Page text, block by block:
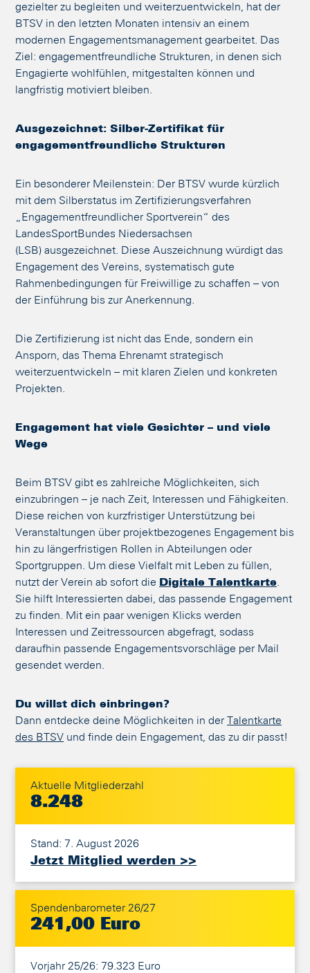
gezielter zu begleiten und weiterzuentwickeln, hat der
BTSV in den letzten Monaten intensiv an einem
modernen Engagementsmanagement gearbeitet. Das
Ziel: engagementfreundliche Strukturen, in denen sich
Engagierte wohlfühlen, mitgestalten können und
langfristig motiviert bleiben.
Ausgezeichnet: Silber-Zertifikat für
engagementfreundliche Strukturen
Ein besonderer Meilenstein: Der BTSV wurde kürzlich
mit dem Silberstatus im Zertifizierungsverfahren
„Engagementfreundlicher Sportverein“ des
LandesSportBundes Niedersachsen
(LSB) ausgezeichnet. Diese Auszeichnung würdigt das
Engagement des Vereins, systematisch gute
Rahmenbedingungen für Freiwillige zu schaffen – von
der Einführung bis zur Anerkennung.
Die Zertifizierung ist nicht das Ende, sondern ein
Ansporn, das Thema Ehrenamt strategisch
weiterzuentwickeln – mit klaren Zielen und konkreten
Projekten.
Engagement hat viele Gesichter – und viele
Wege
Beim BTSV gibt es zahlreiche Möglichkeiten, sich
einzubringen – je nach Zeit, Interessen und Fähigkeiten.
Diese reichen von kurzfristiger Unterstützung bei
Veranstaltungen über projektbezogenes Engagement bis
hin zu längerfristigen Rollen in Abteilungen oder
Sportgruppen. Um diese Vielfalt mit Leben zu füllen,
nutzt der Verein ab sofort die Digitale Talentkarte
Sie hilft Interessierten dabei, das passende Engagement
zu finden. Mit ein paar wenigen Klicks werden
Interessen und Zeitressourcen abgefragt, sodass
daraufhin passende Engagementsvorschläge per Mail
gesendet werden.
Du willst dich einbringen?
Dann entdecke deine Möglichkeiten in der Talentkarte
des BTSV und finde dein Engagement, das zu dir passt!
Aktuelle Mitgliederzahl
8.248
Stand: 7. August 2026
Jetzt Mitglied werden >>
Spendenbarometer 26/27
241,00 Euro
Vorjahr 25/26: 79.323 Euro